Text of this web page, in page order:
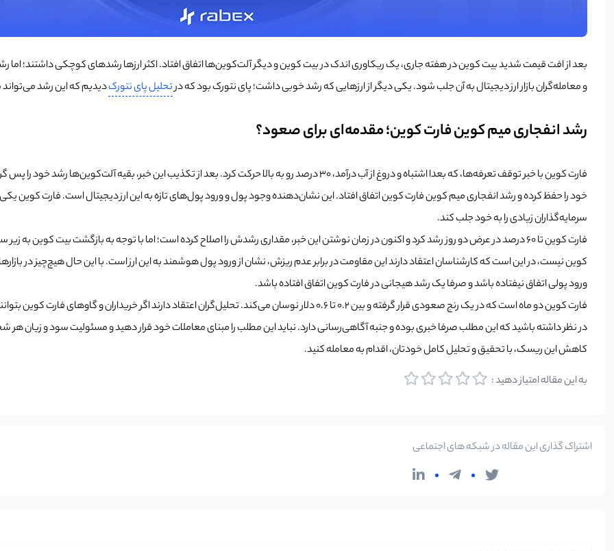
بعد از افت قیمت شدید بیت کوین در هفته جاری، یک ریکاوری اندک در بیت کوین و دیگر آلت‌کوین‌ها اتفاق افتاد. اکثر ارزها رشدهای کوچکی داشتند؛
و معامله‌گران بازار ارز دیجیتال به آن جلب شود. یکی دیگر از ارزهایی که رشد خوبی داشت؛ پای نتورک بود که درتحلیل پای نتورکدیدیم که این رشد
رشد انفجاری میم کوین فارت کوین؛ مقدمه‌ای برای صعود؟
فارت کوین با خبر توقف تعرفه‌ها، که بعدا اشتباه و دروغ از آب درآمد، 30 درصد رو به بالا حرکت کرد. بعد از تکذیب این
خود را حفظ کرده و رشد انفجاری میم کوین فارت کوین اتفاق افتاد. این نشان‌دهنده وجود پول و ورود پول‌‌های تازه به این ارز دیجیتال است. فارت کوین یکی
سرمایه‌گذاران زیادی را به خود جلب کند.
کوین نیست، در این است که کارشناسان اعتقاد دارند این مقاومت در برابر عدم ریزش، نشان از ورود پول هوشمند به این ارز است. با این حال هیچ‌چیز در
ورود پولی اتفاق نیفتاده باشد و صرفا یک رشد هیجانی در فارت کوین اتفاق افتاده باشد.
فارت کوین دو ماه است که در یک رنج صعودی قرار گرفته و بین 0.2 تا 0.6 دلار نوسان می‌کند. تحلیل‌گران اعتقاد دارند اگر خریداران و گاوهای فارت کوین بتوانند سطح 0.6 دلار را بشکنند، روند صعودی فارت کوین آغاز خواهد شد.
در نظر داشته باشید که این مطلب صرفا خبری بوده و جنبه آگاهی‌رسانی دارد. نباید این مطلب را مبنای معاملات خود قرار دهید و مسئولیت سود و زیان
کاهش این ریسک، با تحقیق و تحلیل کامل خودتان، اقدام به معامله کنید.
به این مقاله امتیاز دهید :
اشتراک گذاری این مقاله در شبکه های اجتماعی